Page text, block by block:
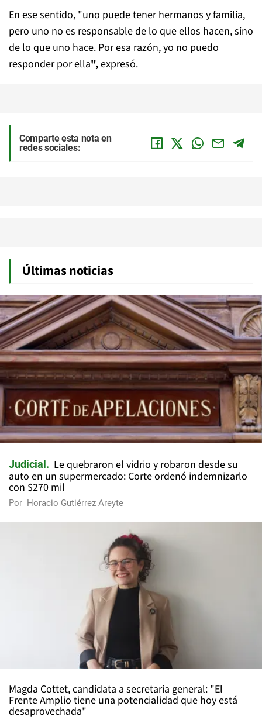
En ese sentido, "uno puede tener hermanos y familia,
pero uno no es responsable de lo que ellos hacen, sino
de lo que uno hace. Por esa razón,yo no puedo
responder por ella",expresó.
Comparte esta nota en
redes sociales:
Últimas noticias
Judicial
Le quebraron el vidrio y robaron desde su
auto en un supermercado: Corte ordenó indemnizarlo
con $270 mil
Por Horacio Gutiérrez Areyte
Magda Cottet, candidata a secretaria general: "El
Frente Amplio tiene una potencialidad que hoy está
desaprovechada"